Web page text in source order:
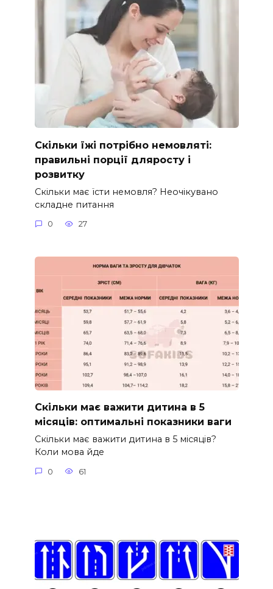
Скільки їжі потрібно немовляті:
правильні порції дляросту і
розвитку
Скільки має їсти немовля? Неочікувано
складне питання
0 27
Скільки має важити дитина в 5
місяців: оптимальні показники ваги
Скільки має важити дитина в 5 місяців?
Коли мова йде
0 61